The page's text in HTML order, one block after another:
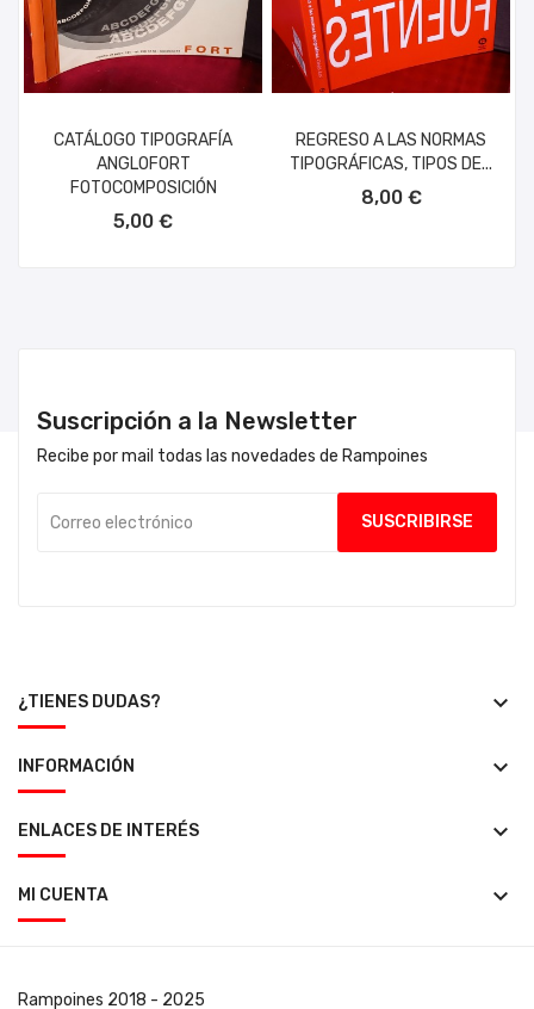
CATÁLOGO TIPOGRAFÍA
ANGLOFORT
FOTOCOMPOSICIÓN
5,00 €
REGRESO A LAS NORMAS
TIPOGRÁFICAS, TIPOS DE...
8,00 €
Suscripción a la Newsletter
Recibe por mail todas las novedades de Rampoines
¿TIENES DUDAS? keyboard_arrow_down
INFORMACIÓN keyboard_arrow_down
ENLACES DE INTERÉS keyboard_arrow_down
MI CUENTA keyboard_arrow_down
Rampoines 2018 - 2025